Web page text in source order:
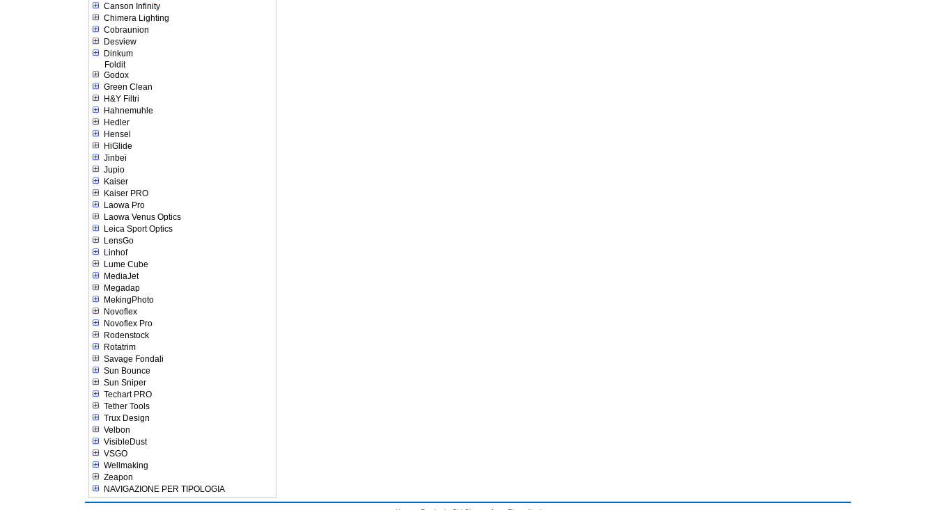
Canson Infinity
Chimera Lighting
Cobraunion
Desview
Dinkum
Foldit
Godox
Green Clean
H&Y Filtri
Hahnemuhle
Hedler
Hensel
HiGlide
Jinbei
Jupio
Kaiser
Kaiser PRO
Laowa Pro
Laowa Venus Optics
Leica Sport Optics
LensGo
Linhof
Lume Cube
MediaJet
Megadap
MekingPhoto
Novoflex
Novoflex Pro
Rodenstock
Rotatrim
Savage Fondali
Sun Bounce
Sun Sniper
Techart PRO
Tether Tools
Trux Design
Velbon
VisibleDust
VSGO
Wellmaking
Zeapon
NAVIGAZIONE PER TIPOLOGIA